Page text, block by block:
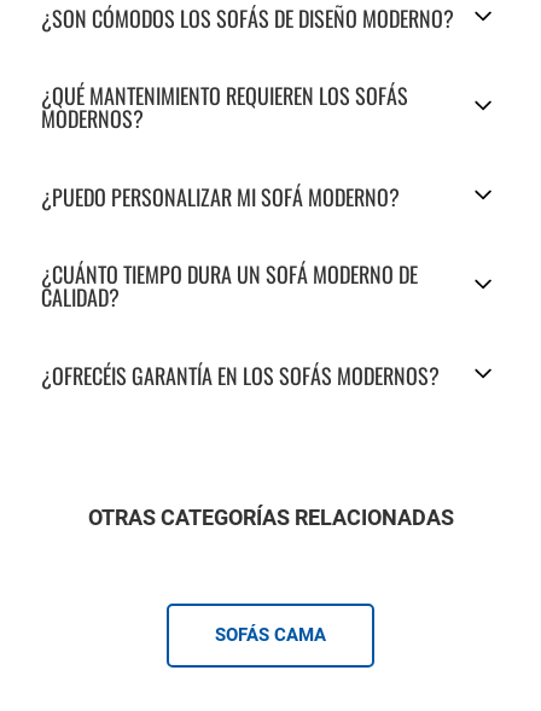
¿SON CÓMODOS LOS SOFÁS DE DISEÑO MODERNO?
¿QUÉ MANTENIMIENTO REQUIEREN LOS SOFÁS
MODERNOS?
¿PUEDO PERSONALIZAR MI SOFÁ MODERNO?
¿CUÁNTO TIEMPO DURA UN SOFÁ MODERNO DE
CALIDAD?
¿OFRECÉIS GARANTÍA EN LOS SOFÁS MODERNOS?
OTRAS CATEGORÍAS RELACIONADAS
SOFÁS CAMA